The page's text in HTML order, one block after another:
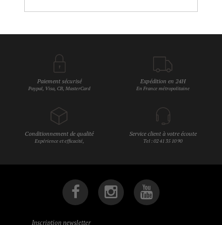
Paiement sécurisé
Paypal, Visa, CB, MasterCard
Expédition en 24H
En France métropolitaine
Conditionnement de qualité
Expérience et efficacité,
Service client à votre écoute
Tel : 02 41 35 10 90
Inscription newsletter